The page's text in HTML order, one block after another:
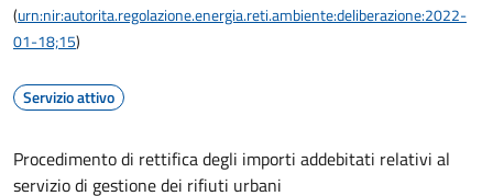
(urn:nir:autorita.regolazione.energia.reti.ambiente:deliberazione:2022-
01-18;15)
Servizio attivo
Procedimento di rettifica degli importi addebitati relativi al
servizio di gestione dei rifiuti urbani